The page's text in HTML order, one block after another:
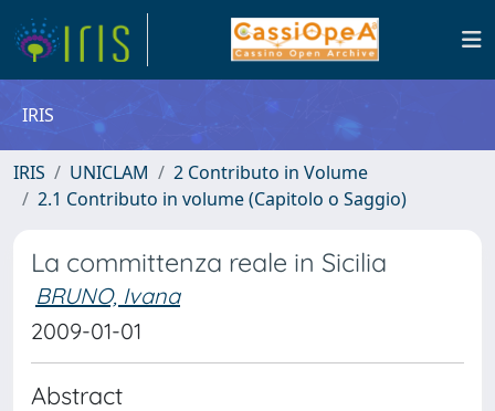
IRIS
IRIS UNICLAM
2 Contributo in Volume
2.1 Contributo in volume (Capitolo o Saggio)
La committenza reale in Sicilia
BRUNO, Ivana
2009-01-01
Abstract